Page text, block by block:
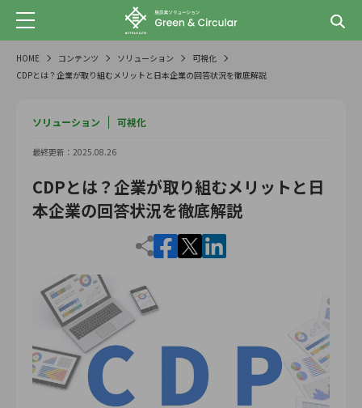
HOME コンテンツ ソリューション
可視化
CDPとは？企業が取り組むメリットと日本企業の回答状況を徹底解説
ソリューション 可視化
最終更新：2025.08.26
CDPとは？企業が取り組むメリットと日
本企業の回答状況を徹底解説